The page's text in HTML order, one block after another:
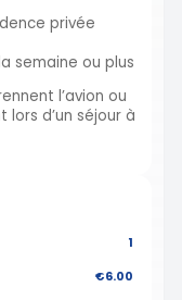
privée
semaine ou plus
l’avion ou
d’un séjour à
1
€6.00